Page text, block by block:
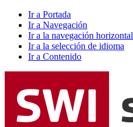
Ir a Portada
Ir a Navegación
Ir a la navegación horizontal
Ir a la selección de idioma
Ir a Contenido